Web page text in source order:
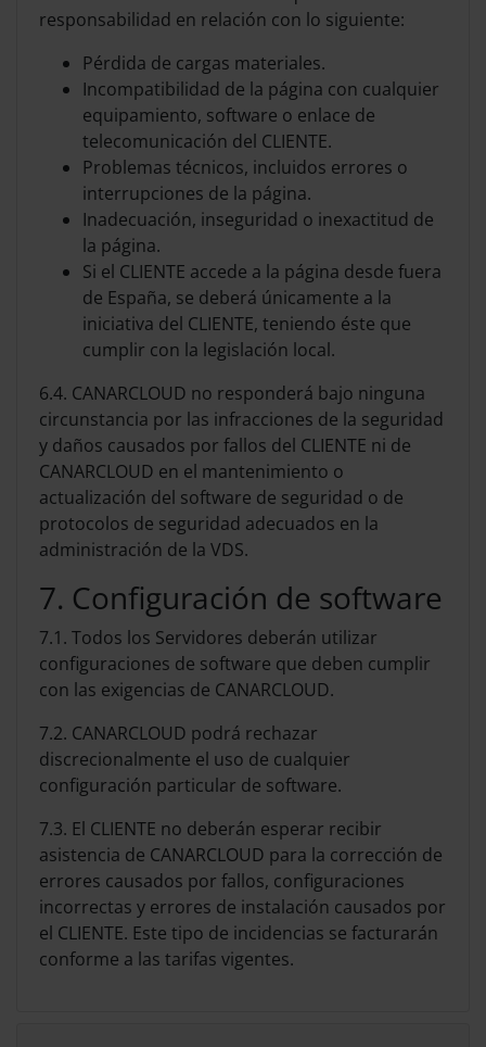
responsabilidad en relación con lo siguiente:
Pérdida de cargas materiales.
Incompatibilidad de la página con cualquier
equipamiento, software o enlace de
telecomunicación del CLIENTE.
Problemas técnicos, incluidos errores o
interrupciones de la página.
Inadecuación, inseguridad o inexactitud de
la página.
Si el CLIENTE accede a la página desde fuera
de España, se deberá únicamente a la
iniciativa del CLIENTE, teniendo éste que
cumplir con la legislación local.
6.4. CANARCLOUD no responderá bajo ninguna
circunstancia por las infracciones de la seguridad
y daños causados por fallos del CLIENTE ni de
CANARCLOUD en el mantenimiento o
actualización del software de seguridad o de
protocolos de seguridad adecuados en la
administración de la VDS.
7. Configuración de software
7.1. Todos los Servidores deberán utilizar
configuraciones de software que deben cumplir
con las exigencias de CANARCLOUD.
7.2. CANARCLOUD podrá rechazar
discrecionalmente el uso de cualquier
configuración particular de software.
7.3. El CLIENTE no deberán esperar recibir
asistencia de CANARCLOUD para la corrección de
errores causados por fallos, configuraciones
incorrectas y errores de instalación causados por
el CLIENTE. Este tipo de incidencias se facturarán
conforme a las tarifas vigentes.